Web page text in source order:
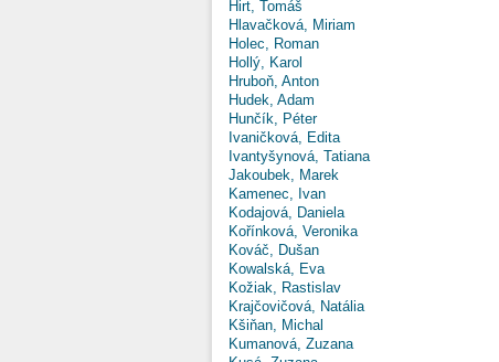
Hirt, Tomáš
Hlavačková, Miriam
Holec, Roman
Hollý, Karol
Hruboň, Anton
Hudek, Adam
Hunčík, Péter
Ivaničková, Edita
Ivantyšynová, Tatiana
Jakoubek, Marek
Kamenec, Ivan
Kodajová, Daniela
Kořínková, Veronika
Kováč, Dušan
Kowalská, Eva
Kožiak, Rastislav
Krajčovičová, Natália
Kšiňan, Michal
Kumanová, Zuzana